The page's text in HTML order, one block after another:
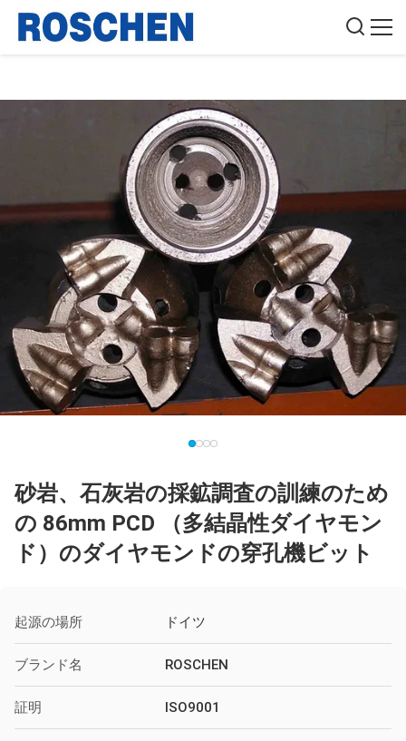
砂岩、石灰岩の採鉱調査の訓練のため
の 86mm PCD （多結晶性ダイヤモン
ド）のダイヤモンドの穿孔機ビット
起源の場所 ドイツ
ブランド名 ROSCHEN
証明 ISO9001